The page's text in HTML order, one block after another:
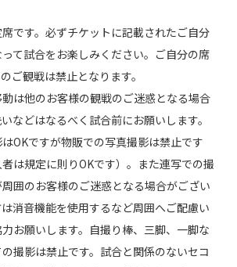
です。必ずチケットに記載されたご自分
て試合をお楽しみください。ご自分の席
ご観戦は禁止となります。
は他のお客様の観戦のご迷惑となる場合
などはなるべく試合前にお願いします。
OKですが物販での写真撮影は禁止です
者は規定に則りOKです）。また連写での撮
囲のお客様のご迷惑となる場合がござい
消音機能を使用するなど周囲へご配慮い
お願いします。自撮り棒、三脚、一脚な
撮影は禁止です。試合と関係のないセコ